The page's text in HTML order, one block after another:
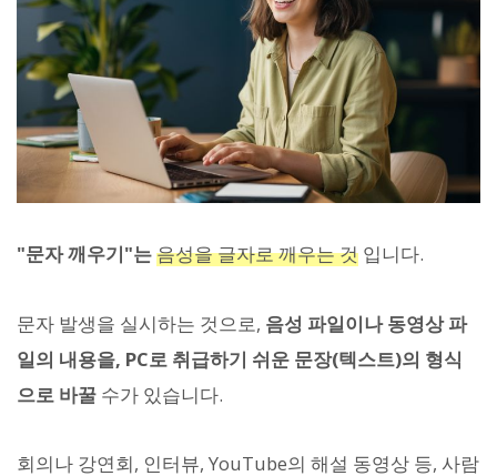
"문자 깨우기"는음성을 글자로 깨우는 것 입니다.
문자 발생을 실시하는 것으로, 음성 파일이나 동영상 파
일의 내용을, PC로 취급하기 쉬운 문장(텍스트)의 형식
으로 바꿀 수가 있습니다.
회의나 강연회, 인터뷰, YouTube의 해설 동영상 등, 사람